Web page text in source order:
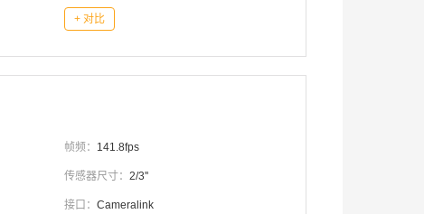
+ 对比
帧频： 141.8fps
传感器尺寸： 2/3''
接口： Cameralink